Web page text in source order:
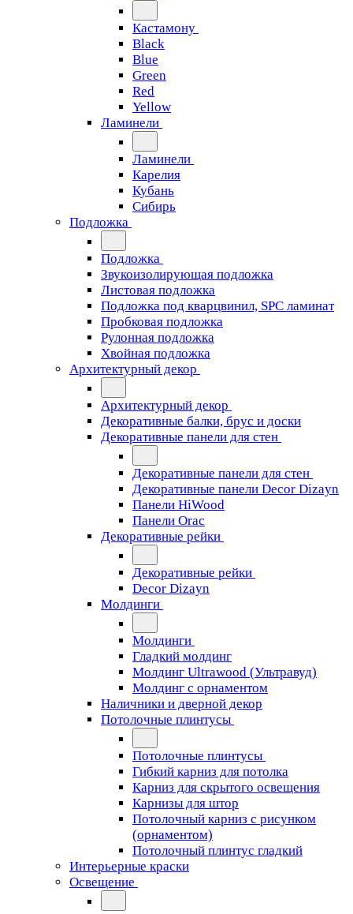
Кастамону
Black
Blue
Green
Red
Yellow
Ламинели
Ламинели
Карелия
Кубань
Сибирь
Подложка
Подложка
Звукоизолирующая подложка
Листовая подложка
Подложка под кварцвинил, SPC ламинат
Пробковая подложка
Рулонная подложка
Хвойная подложка
Архитектурный декор
Архитектурный декор
Декоративные балки, брус и доски
Декоративные панели для стен
Декоративные панели для стен
Декоративные панели Decor Dizayn
Панели HiWood
Панели Orac
Декоративные рейки
Декоративные рейки
Decor Dizayn
Молдинги
Молдинги
Гладкий молдинг
Молдинг Ultrawood (Ультравуд)
Молдинг с орнаментом
Наличники и дверной декор
Потолочные плинтусы
Потолочные плинтусы
Гибкий карниз для потолка
Карниз для скрытого освещения
Карнизы для штор
Потолочный карниз с рисунком
(орнаментом)
Потолочный плинтус гладкий
Интерьерные краски
Освещение